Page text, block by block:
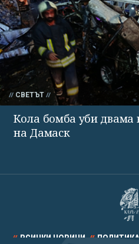
СВЕТЪТ
Кола бомба уби двама
на Дамаск
ВСИЧКИ НОВИНИ ПОЛИТИКА